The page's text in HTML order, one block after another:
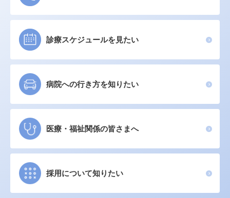
診療スケジュールを見たい
病院への行き方を知りたい
医療・福祉関係の皆さまへ
採用について知りたい